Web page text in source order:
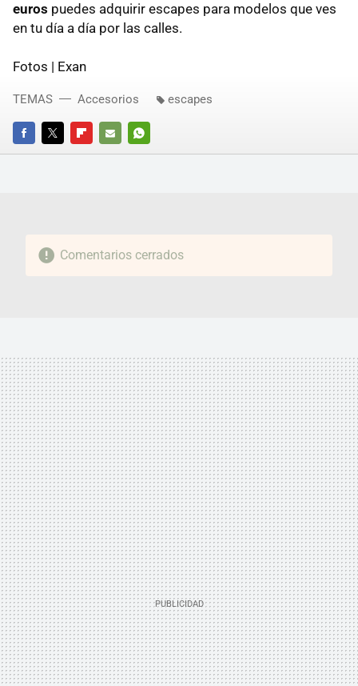
euros puedes adquirir escapes para modelos que ves
en tu día a día por las calles.
Fotos | Exan
FACEBOOKTWITTERFLIPBOARD
E-
WHATSAPP
TEMAS Accesorios escapes
Comentarios cerrados